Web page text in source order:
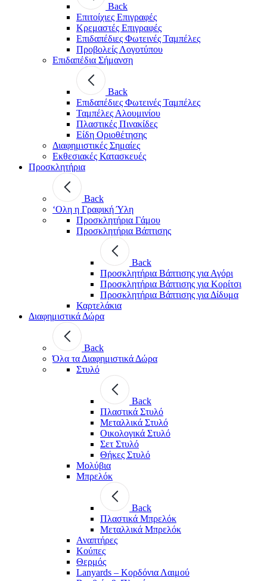
Back
Επιτοίχιες Επιγραφές
Κρεμαστές Επιγραφές
Επιδαπέδιες Φωτεινές Ταμπέλες
Προβολείς Λογοτύπου
Επιδαπέδια Σήμανση
Back
Επιδαπέδιες Φωτεινές Ταμπέλες
Ταμπέλες Αλουμινίου
Πλαστικές Πινακίδες
Είδη Οριοθέτησης
Διαφημιστικές Σημαίες
Εκθεσιακές Κατασκευές
Προσκλητήρια
Back
‘Ολη η Γραφική Ύλη
Προσκλητήρια Γάμου
Προσκλητήρια Βάπτισης
Back
Προσκλητήρια Βάπτισης για Αγόρι
Προσκλητήρια Βάπτισης για Κορίτσι
Προσκλητήρια Βάπτισης για Δίδυμα
Καρτελάκια
Διαφημιστικά Δώρα
Back
Όλα τα Διαφημιστικά Δώρα
Στυλό
Back
Πλαστικά Στυλό
Μεταλλικά Στυλό
Οικολογικά Στυλό
Σετ Στυλό
Θήκες Στυλό
Μολύβια
Μπρελόκ
Back
Πλαστικά Μπρελόκ
Μεταλλικά Μπρελόκ
Αναπτήρες
Κούπες
Θερμός
Lanyards – Kορδόνια Λαιμού